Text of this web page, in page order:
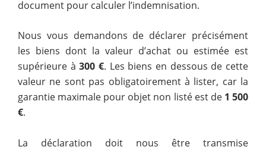
document pour calculer l’indemnisation.
Nous vous demandons de déclarer précisément
les biens dont la valeur d’achat ou estimée est
supérieure à300 €. Les biens en dessous de cette
valeur ne sont pas obligatoirement à lister, car la
garantie maximale pour objet non listé est de 1 500
€.
La déclaration doit nous être transmise